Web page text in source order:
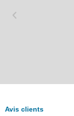
Avis clients